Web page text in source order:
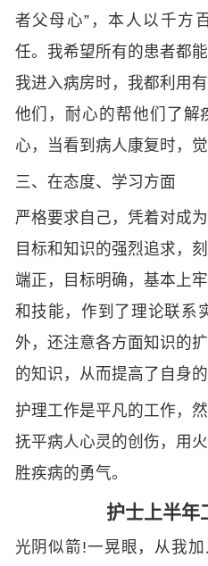
者父母心”，本人以千方
任。我希望所有的患者都
我进入病房时，我都利用
他们，耐心的帮他们了解
心，当看到病人康复时，
三、在态度、学习方面
严格要求自己，凭着对成
目标和知识的强烈追求，
端正，目标明确，基本上
和技能，作到了理论联系
外，还注意各方面知识的
的知识，从而提高了自身
护理工作是平凡的工作，
抚平病人心灵的创伤，用
胜疾病的勇气。
护士上半年
光阴似箭!一晃眼，从我